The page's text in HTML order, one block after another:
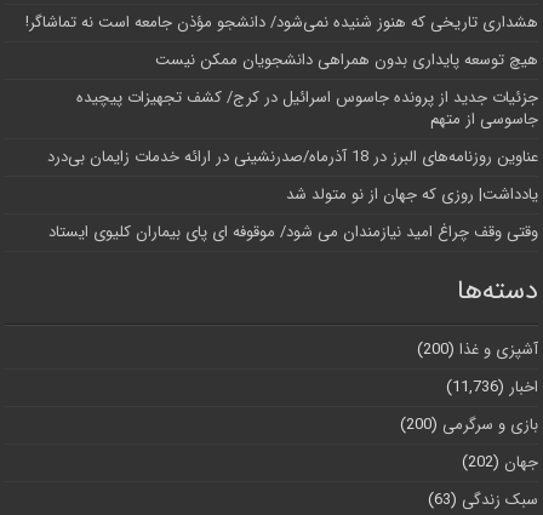
هشداری تاریخی که هنوز شنیده نمی‌شود/ دانشجو مؤذن جامعه است نه تماشاگر!
هیچ توسعه پایداری بدون همراهی دانشجویان ممکن نیست
جزئیات جدید از پرونده جاسوس اسرائیل در کرج/‌ کشف تجهیزات پیچیده
جاسوسی از متهم
عناوین روزنامه‌های البرز در ‌18 آذرماه/صدرنشینی در ارائه خدمات زایمان بی‌درد
یادداشت| روزی که جهان از نو متولد شد
وقتی وقف چراغ امید نیازمندان می شود/ موقوفه ای پای بیماران کلیوی ایستاد
دسته‌ها
آشپزی و غذا (200)
اخبار (11,736)
بازی و سرگرمی (200)
جهان (202)
سبک زندگی (63)